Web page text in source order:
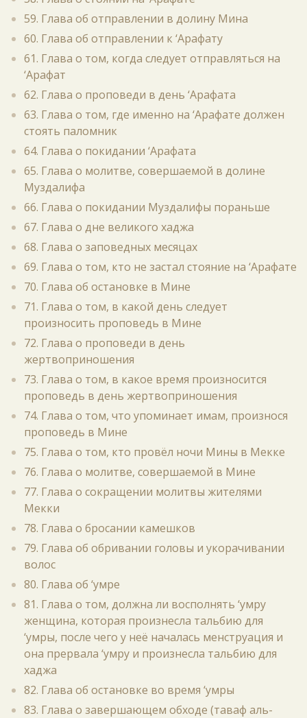
59. Глава об отправлении в долину Мина
60. Глава об отправлении к ‘Арафату
61. Глава о том, когда следует отправляться на
‘Арафат
62. Глава о проповеди в день ‘Арафата
63. Глава о том, где именно на ‘Арафате должен
стоять паломник
64. Глава о покидании ‘Арафата
65. Глава о молитве, совершаемой в долине
Муздалифа
66. Глава о покидании Муздалифы пораньше
67. Глава о дне великого хаджа
68. Глава о заповедных месяцах
69. Глава о том, кто не застал стояние на ‘Арафате
70. Глава об остановке в Мине
71. Глава о том, в какой день следует
произносить проповедь в Мине
72. Глава о проповеди в день
жертвоприношения
73. Глава о том, в какое время произносится
проповедь в день жертвоприношения
74. Глава о том, что упоминает имам, произнося
проповедь в Мине
75. Глава о том, кто провёл ночи Мины в Мекке
76. Глава о молитве, совершаемой в Мине
77. Глава о сокращении молитвы жителями
Мекки
78. Глава о бросании камешков
79. Глава об обривании головы и укорачивании
волос
80. Глава об ‘умре
81. Глава о том, должна ли восполнять ‘умру
женщина, которая произнесла тальбию для
‘умры, после чего у неё началась менструация и
она прервала ‘умру и произнесла тальбию для
хаджа
82. Глава об остановке во время ‘умры
83. Глава о завершающем обходе (таваф аль-